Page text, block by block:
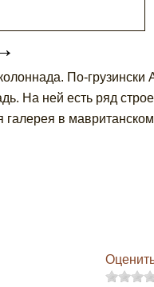
По-грузински
На ней есть ряд
в мавританском